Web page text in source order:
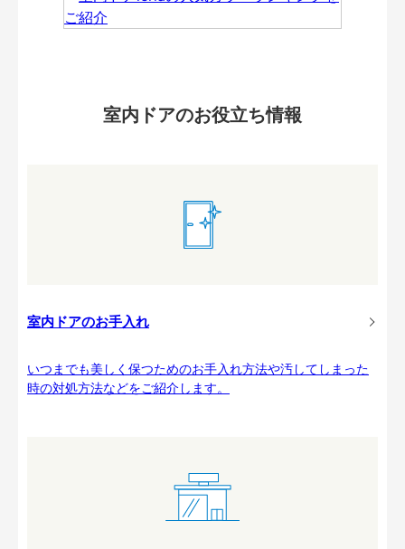
室内ドアのお役立ち情報
室内ドアのお手入れ
いつまでも美しく保つためのお手入れ方法や汚してしまった
時の対処方法などをご紹介します。